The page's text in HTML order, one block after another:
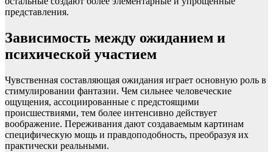
представления.
Зависимость между ожиданием и
психической участием
Чувственная составляющая ожидания играет основную роль в
стимулировании фантазии. Чем сильнее человеческие
ощущения, ассоциированные с предстоящими
происшествиями, тем более интенсивно действует
воображение. Переживания дают создаваемым картинам
специфическую мощь и правдоподобность, преобразуя их
практически реальными.